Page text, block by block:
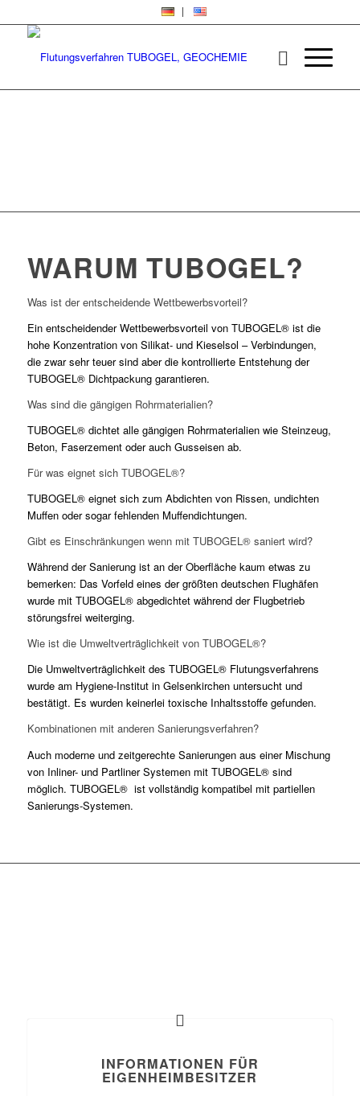
WARUM TUBOGEL?
Was ist der entscheidende Wettbewerbsvorteil?
Ein entscheidender Wettbewerbsvorteil von TUBOGEL® ist die
hohe Konzentration von Silikat- und Kieselsol – Verbindungen,
die zwar sehr teuer sind aber die kontrollierte Entstehung der
TUBOGEL® Dichtpackung garantieren.
Was sind die gängigen Rohrmaterialien?
TUBOGEL® dichtet alle gängigen Rohrmaterialien wie Steinzeug,
Beton, Faserzement oder auch Gusseisen ab.
Für was eignet sich TUBOGEL®?
TUBOGEL® eignet sich zum Abdichten von Rissen, undichten
Muffen oder sogar fehlenden Muffendichtungen.
Gibt es Einschränkungen wenn mit TUBOGEL® saniert wird?
Während der Sanierung ist an der Oberfläche kaum etwas zu
bemerken: Das Vorfeld eines der größten deutschen Flughäfen
wurde mit TUBOGEL® abgedichtet während der Flugbetrieb
störungsfrei weiterging.
Wie ist die Umweltverträglichkeit von TUBOGEL®?
Die Umweltverträglichkeit des TUBOGEL® Flutungsverfahrens
wurde am Hygiene-Institut in Gelsenkirchen untersucht und
bestätigt. Es wurden keinerlei toxische Inhaltsstoffe gefunden.
Kombinationen mit anderen Sanierungsverfahren?
Auch moderne und zeitgerechte Sanierungen aus einer Mischung
von Inliner- und Partliner Systemen mit TUBOGEL® sind
möglich. TUBOGEL® ist vollständig kompatibel mit partiellen
Sanierungs-Systemen.
INFORMATIONEN FÜR
EIGENHEIMBESITZER